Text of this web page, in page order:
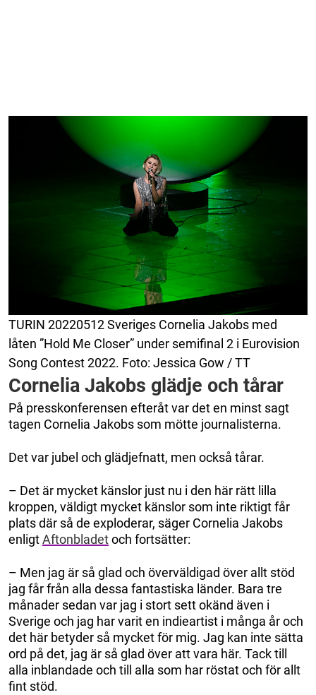
TURIN 20220512 Sveriges Cornelia Jakobs med
låten ”Hold Me Closer” under semifinal 2 i Eurovision
Song Contest 2022. Foto: Jessica Gow / TT
Cornelia Jakobs glädje och tårar
På presskonferensen efteråt var det en minst sagt
tagen Cornelia Jakobs som mötte journalisterna.
Det var jubel och glädjefnatt, men också tårar.
– Det är mycket känslor just nu i den här rätt lilla
kroppen, väldigt mycket känslor som inte riktigt får
plats där så de exploderar, säger Cornelia Jakobs
enligtAftonbladetoch fortsätter:
– Men jag är så glad och överväldigad över allt stöd
jag får från alla dessa fantastiska länder. Bara tre
månader sedan var jag i stort sett okänd även i
Sverige och jag har varit en indieartist i många år och
det här betyder så mycket för mig. Jag kan inte sätta
ord på det, jag är så glad över att vara här. Tack till
alla inblandade och till alla som har röstat och för allt
fint stöd.